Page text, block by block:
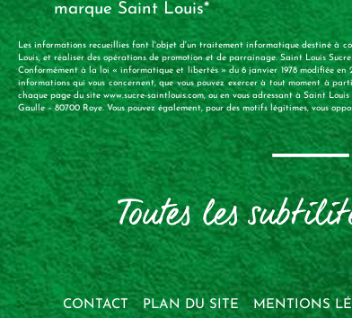
marque Saint Louis*
Les informations recueillies font l'objet d'un traitement informatique destiné à
Louis, et réaliser des opérations de promotion et de parrainage. Saint Louis
Conformément à la loi « informatique et libertés » du 6 janvier 1978 modifiée
informations qui vous concernent, que vous pouvez exercer à tout moment à
chaque page du site www.sucre-saintlouis.com, ou en vous adressant à Saint
Gaulle – 80700 Roye. Vous pouvez également, pour des motifs légitimes, vous
CONTACT PLAN DU SITE MENTIONS